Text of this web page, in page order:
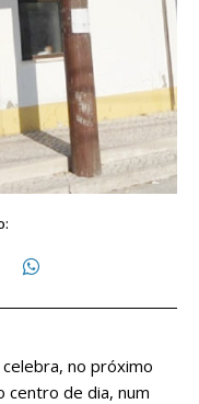
celebra, no próximo
centro de dia, num